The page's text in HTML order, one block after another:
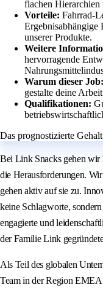
flachen Hierarchien
Vorteile: Fahrrad-
Ergebnisabhängige
unserer Produkte.
Weitere
hervorragende
Warum dieser Job:
gestalte deine
Qualifikationen:
Das prognostizierte
Bei Link Snacks gehen wir
die Herausforderungen.
gehen aktiv auf sie zu.
keine Schlagworte,
engagierte und
der Familie Link
Als Teil des globalen
Team in der Region EMEA